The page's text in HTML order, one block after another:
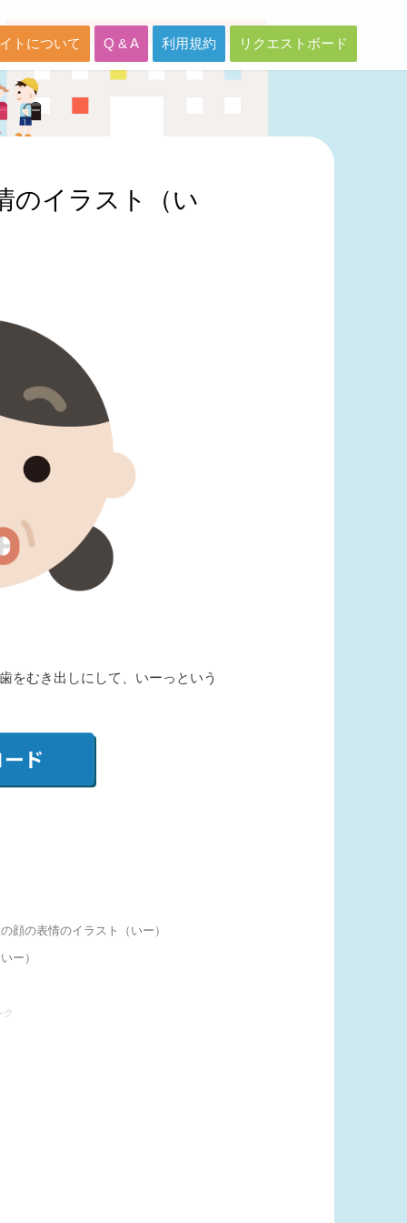
トについて Q & A 利用規約 リクエストボード
のイラスト（い
をむき出しにして、いーっという
顔の表情のイラスト（いー）
ー）
ク